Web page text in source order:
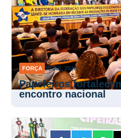
FORÇA 30 JUL 2026
Papeleiros
encontro nacional